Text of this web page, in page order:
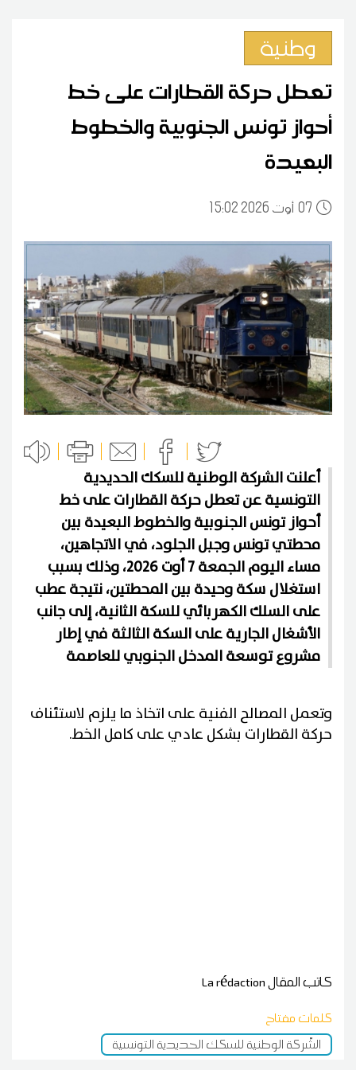
وطنية
تعطل حركة القطارات على خط
أحواز تونس الجنوبية والخطوط
البعيدة
0715:02 2026 أوت
أعلنت الشركة الوطنية للسكك الحديدية
التونسية عن تعطل حركة القطارات على خط
أحواز تونس الجنوبية والخطوط البعيدة بين
محطتي تونس وجبل الجلود، في الاتجاهين،
مساء اليوم الجمعة 7 أوت 2026، وذلك بسبب
استغلال سكة وحيدة بين المحطتين، نتيجة عطب
على السلك الكهربائي للسكة الثانية، إلى جانب
الأشغال الجارية على السكة الثالثة في إطار
مشروع توسعة المدخل الجنوبي للعاصمة
وتعمل المصالح الفنية على اتخاذ ما يلزم لاستئناف
حركة القطارات بشكل عادي على كامل الخط.
كاتب المقالLa rédaction
كلمات مفتاح
الشّركة الوطنية للسكك الحديدية التونسية